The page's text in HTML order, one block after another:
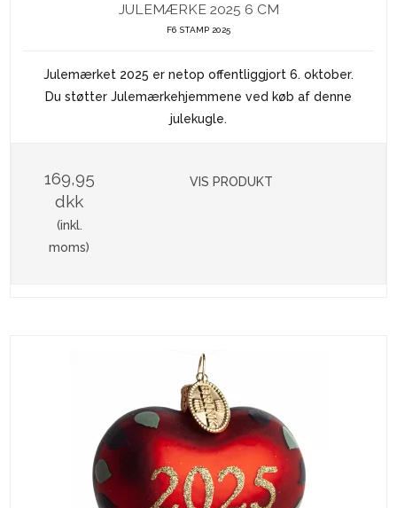
JULEMÆRKE 2025 6 CM
F6 STAMP 2025
Julemærket 2025 er netop offentliggjort 6. oktober.
Du støtter Julemærkehjemmene ved køb af denne
julekugle.
169,95
dkk
(inkl.
moms)
VIS PRODUKT